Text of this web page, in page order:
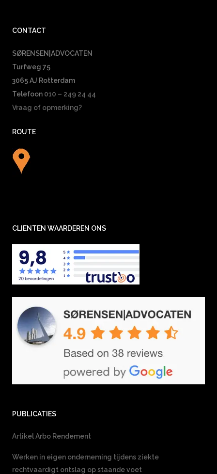
CONTACT
SØRENSEN|ADVOCATEN
Turfweg 75
3065 AJ Rotterdam
Telefoon 010 – 249 24 44
Vraag of opmerking?
ROUTE
CLIENTEN WAARDEREN ONS
PUBLICATIES
Artikel Arbo Rendement
Werken in eigen onderneming tijdens ziekte
rechtvaardigt ontslag op staande voet